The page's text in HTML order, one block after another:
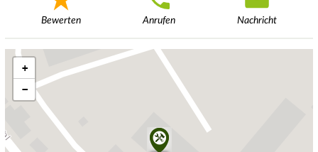
Bewerten Anrufen Nachricht
+
−